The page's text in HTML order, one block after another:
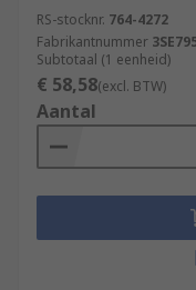
RS-stocknr. 764-4272
Fabrikantnummer
Subtotaal (1 eenheid)
€ 58,58(excl. BTW)
Aantal